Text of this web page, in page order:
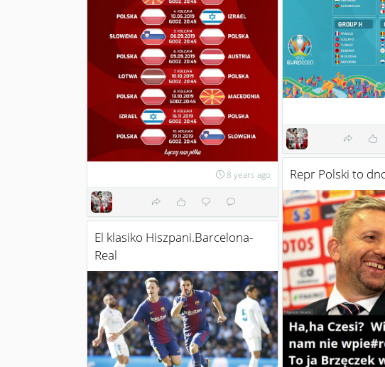
8 years ago Repr Polski to
El klasiko Hiszpani.Barcelona-
Real